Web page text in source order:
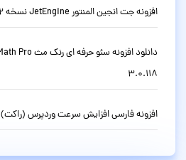
افزونه جت انجین المنتور JetEngine نسخه 3.8.13.2
3.0.118
افزونه فارسی افزایش سرعت وردپرس (راکت) WP Rocket نسخه 3.23.1